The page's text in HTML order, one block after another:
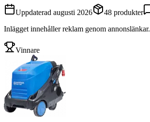
Uppdaterad augusti 2026 48 produkter
Inlägget innehåller reklam genom annonslänkar.
Vinnare